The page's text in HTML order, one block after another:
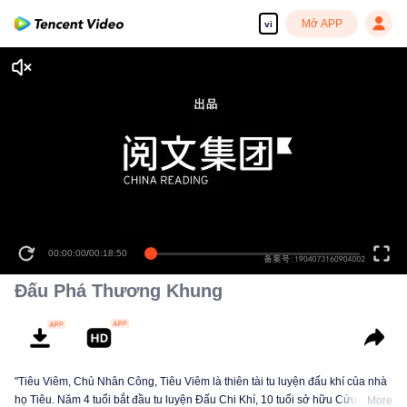
vi Mở APP
00:00:00/00:18:50
Đấu Phá Thương Khung
"Tiêu Viêm, Chủ Nhân Công, Tiêu Viêm là thiên tài tu luyện đấu khí của nhà
họ Tiêu. Năm 4 tuổi bắt đầu tu luyện Đấu Chi Khí, 10 tuổi sở hữu Cửu Đoạn
More